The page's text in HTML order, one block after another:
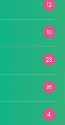
12
10
23
16
4